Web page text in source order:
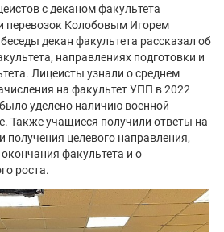
с деканом факультета
перевозок Колобовым Игорем
декан факультета рассказал об
направлениях подготовки и
Лицеисты узнали о среднем
на факультет УПП в 2022
уделено наличию военной
Также учащиеся получили ответы на
целевого направления,
факультета и о
роста.